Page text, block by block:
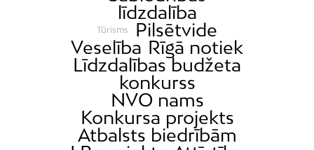
līdzdalība
Tūrisms
Pilsētvide
Veselība Rīgā notiek
Līdzdalības budžeta
konkurss
NVO nams
Konkursa projekts
Atbalsts biedrībām